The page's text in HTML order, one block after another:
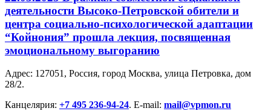
деятельности Высоко-Петровской обители и
центра социально-психологической адаптации
“Койнония” прошла лекция, посвященная
эмоциональному выгоранию
Адрес: 127051, Россия, город Москва, улица Петровка, дом
28/2.
Канцелярия: +7 495 236-94-24. E-mail: mail@vpmon.ru